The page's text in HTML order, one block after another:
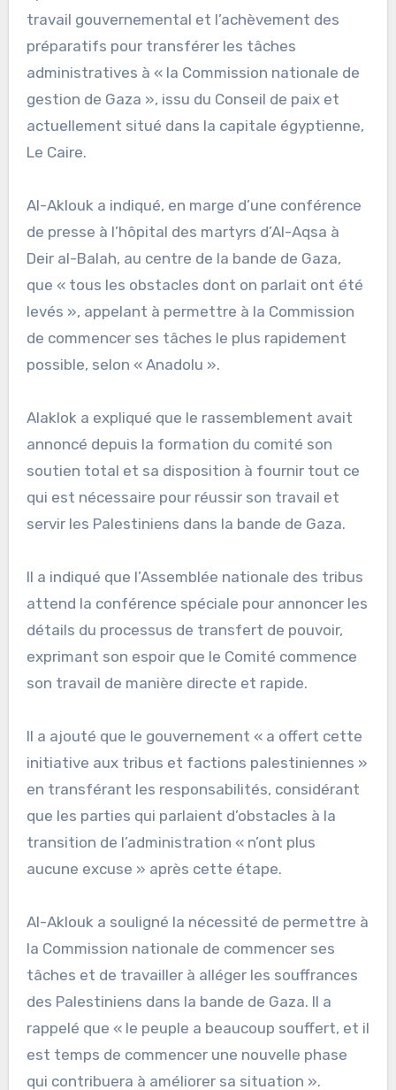
travail gouvernemental et l’achèvement des
préparatifs pour transférer les tâches
administratives à « la Commission nationale de
gestion de Gaza », issu du Conseil de paix et
actuellement situé dans la capitale égyptienne,
Le Caire.
Al-Aklouk a indiqué, en marge d’une conférence
de presse à l’hôpital des martyrs d’Al-Aqsa à
Deir al-Balah, au centre de la bande de Gaza,
que « tous les obstacles dont on parlait ont été
levés », appelant à permettre à la Commission
de commencer ses tâches le plus rapidement
possible, selon « Anadolu ».
Alaklok a expliqué que le rassemblement avait
annoncé depuis la formation du comité son
soutien total et sa disposition à fournir tout ce
qui est nécessaire pour réussir son travail et
servir les Palestiniens dans la bande de Gaza.
Il a indiqué que l’Assemblée nationale des tribus
attend la conférence spéciale pour annoncer les
détails du processus de transfert de pouvoir,
exprimant son espoir que le Comité commence
son travail de manière directe et rapide.
Il a ajouté que le gouvernement « a offert cette
initiative aux tribus et factions palestiniennes »
en transférant les responsabilités, considérant
que les parties qui parlaient d’obstacles à la
transition de l’administration « n’ont plus
aucune excuse » après cette étape.
Al-Aklouk a souligné la nécessité de permettre à
la Commission nationale de commencer ses
tâches et de travailler à alléger les souffrances
des Palestiniens dans la bande de Gaza. Il a
rappelé que « le peuple a beaucoup souffert, et il
est temps de commencer une nouvelle phase
qui contribuera à améliorer sa situation ».